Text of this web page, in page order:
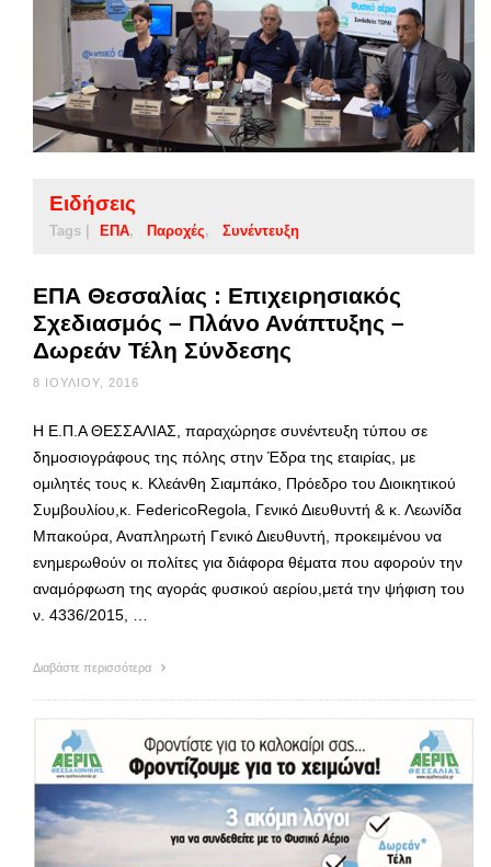
Ειδήσεις
Tags | ΕΠΑ Παροχές Συνέντευξη
ΕΠΑ Θεσσαλίας : Επιχειρησιακός
Σχεδιασμός – Πλάνο Ανάπτυξης –
Δωρεάν Τέλη Σύνδεσης
8 ΙΟΥΛΊΟΥ, 2016
Η Ε.Π.Α ΘΕΣΣΑΛΙΑΣ, παραχώρησε συνέντευξη τύπου σε
δημοσιογράφους της πόλης στην Έδρα της εταιρίας, με
ομιλητές τους κ. Κλεάνθη Σιαμπάκο, Πρόεδρο του Διοικητικού
Συμβουλίου,κ. FedericoRegola, Γενικό Διευθυντή & κ. Λεωνίδα
Μπακούρα, Αναπληρωτή Γενικό Διευθυντή, προκειμένου να
ενημερωθούν οι πολίτες για διάφορα θέματα που αφορούν την
αναμόρφωση της αγοράς φυσικού αερίου,μετά την ψήφιση του
ν. 4336/2015, …
Διαβάστε περισσότερα